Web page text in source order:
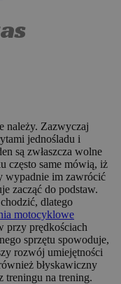
należy. Zazwyczaj
jednośladu i
są zwłaszcza wolne
często same mówią, iż
wypadnie im zawrócić
zacząć do podstaw.
dlatego
motocyklowe
przy prędkościach
sprzętu spowoduje,
rozwój umiejętności
błyskawiczny
treningu na trening.